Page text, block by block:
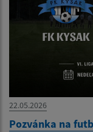
22.05.2026
Pozvánka na